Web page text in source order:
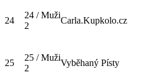
24
24 / Muži
2
Carla.Kupkolo.cz
25
25 / Muži
2
Vyběhaný Písty